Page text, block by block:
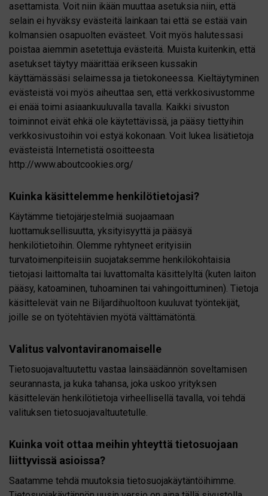
asettamista. Voit niin ikään muuttaa asetuksia niin, että
selain ei hyväksy evästeitä lainkaan tai että se estää vain
kolmansien osapuolten evästeet. Voit myös halutessasi
poistaa aiemmin asetettuja evästeitä. Muista kuitenkin, että
asetukset täytyy määrittää erikseen kussakin
käyttämässäsi selaimessa ja tietokoneessa. Kieltäytyminen
evästeistä voi myös aiheuttaa sen, että verkkosivustomme
ei enää toimi asiaankuuluvalla tavalla. Kaikki sivuston
toiminnot eivät ehkä ole käytettävissä, ja pääsy tiettyihin
verkkosivustoihin voi estyä kokonaan. Voit lukea lisätietoja
evästeistä Internetistä osoitteesta
http://www.aboutcookies.org/
Kuinka käsittelemme henkilötietojasi?
Käytämme tietojärjestelmiä suojaamaan
luottamuksellisuutta, yksityisyyttä ja pääsyä
henkilötietoihin. Olemme ryhtyneet erityisiin
turvatoimenpiteisiin suojataksemme henkilökohtaisia ​​
tietojasi laittomalta tai luvattomalta käsittelyltä (kuten laiton
pääsy, katoaminen, tuhoaminen tai vahingoittuminen). Tietoja
käsittelevät vain ne Biljardihuoltoon kuuluvat työntekijät,
joille se on työtehtävien myötä välttämätöntä.
Valitus valvontaviranomaiselle
Tietosuojavaltuutettu vastaa lainsäädännön soveltamisen
seurannasta, ja kuka tahansa, joka uskoo yrityksen
käsittelevän henkilötietoja virheellisellä tavalla, voi tehdä
valituksen tietosuojavaltuutetulle.
Kuinka voit ottaa meihin yhteyttä tietosuojaan
liittyvissä asioissa?
Saatamme tehdä muutoksia tietosuojakäytäntöihimme.